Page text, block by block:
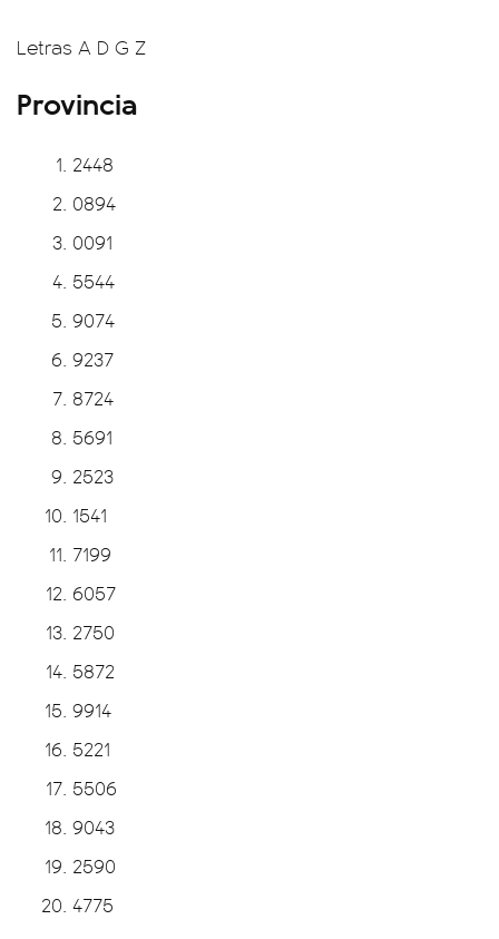
Letras A D G Z
Provincia
2448
0894
0091
5544
9074
9237
8724
5691
2523
1541
7199
6057
2750
5872
9914
5221
5506
9043
2590
4775